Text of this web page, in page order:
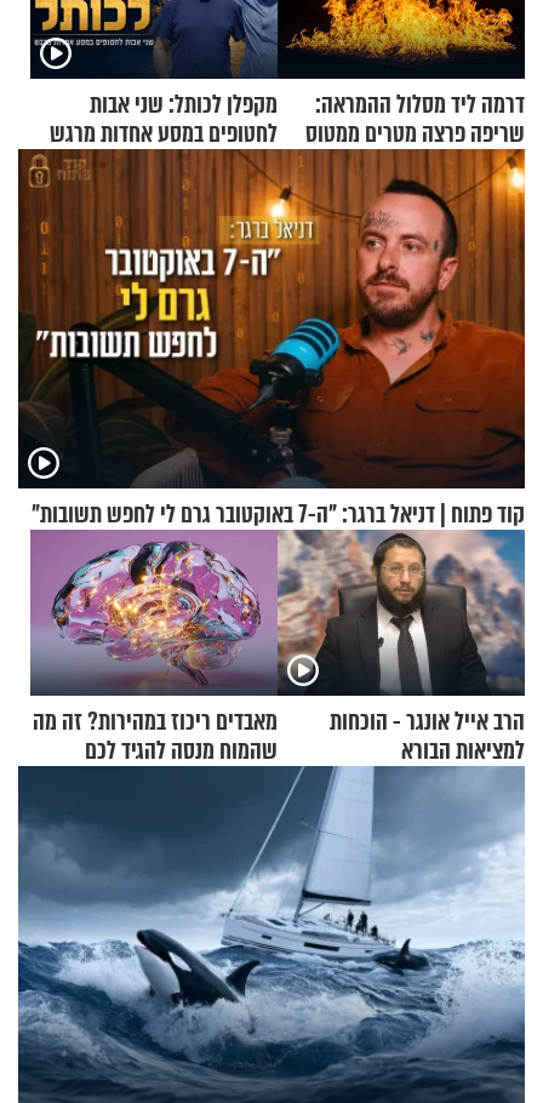
דרמה ליד מסלול ההמראה:
שריפה פרצה מטרים ממטוס
מלא בנוסעים
מקפלן לכותל: שני אבות
לחטופים במסע אחדות מרגש
קוד פתוח | דניאל ברגר: "ה-7 באוקטובר גרם לי לחפש תשובות"
הרב אייל אונגר - הוכחות
למציאות הבורא
מאבדים ריכוז במהירות? זה מה
שהמוח מנסה להגיד לכם